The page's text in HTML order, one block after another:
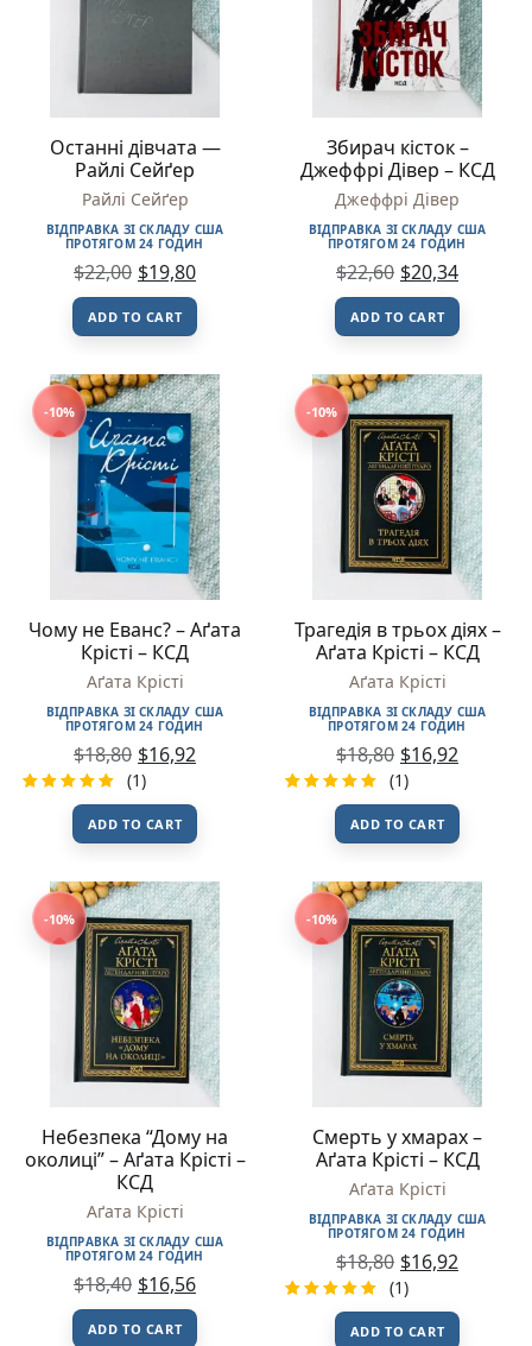
Останні дівчата —
Райлі Сейґер
Райлі Сейґер
ВІДПРАВКА ЗІ СКЛАДУ США
ПРОТЯГОМ 24 ГОДИН
$22,00 $19,80
ADD TO CART
Збирач кісток –
Джеффрі Дівер – КСД
Джеффрі Дівер
ВІДПРАВКА ЗІ СКЛАДУ США
ПРОТЯГОМ 24 ГОДИН
$22,60 $20,34
ADD TO CART
-10%
Чому не Еванс? – Аґата
Крісті – КСД
Аґата Крісті
ВІДПРАВКА ЗІ СКЛАДУ США
ПРОТЯГОМ 24 ГОДИН
$18,80 $16,92
out
rating
(1)
ADD TO CART
-10%
Трагедія в трьох діях –
Аґата Крісті – КСД
Аґата Крісті
ВІДПРАВКА ЗІ СКЛАДУ США
ПРОТЯГОМ 24 ГОДИН
$18,80 $16,92
out
rating
(1)
ADD TO CART
-10%
Небезпека “Дому на
околиці” – Аґата Крісті –
КСД
Аґата Крісті
ВІДПРАВКА ЗІ СКЛАДУ США
ПРОТЯГОМ 24 ГОДИН
$18,40 $16,56
ADD TO CART
-10%
Смерть у хмарах –
Аґата Крісті – КСД
Аґата Крісті
ВІДПРАВКА ЗІ СКЛАДУ США
ПРОТЯГОМ 24 ГОДИН
$18,80 $16,92
out
(1)
ADD TO CART